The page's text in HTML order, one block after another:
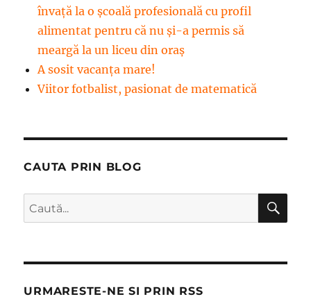
învață la o școală profesională cu profil
alimentat pentru că nu și-a permis să
meargă la un liceu din oraș
A sosit vacanța mare!
Viitor fotbalist, pasionat de matematică
CAUTA PRIN BLOG
Caută
după:
URMARESTE-NE SI PRIN RSS